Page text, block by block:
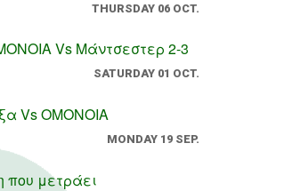
THURSDAY 06 OCT.
Vs Μάντσεστερ 2-3
SATURDAY 01 OCT.
Vs OMONOIA
MONDAY 19 SEP.
που μετράει